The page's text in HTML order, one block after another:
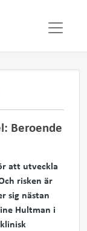
Beroende
att utveckla
risken är
sig nästan
Hultman i